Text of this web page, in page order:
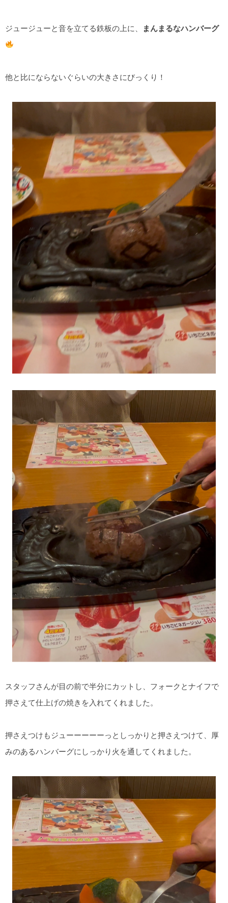
ジュージューと音を立てる鉄板の上に、 まんまるなハンバーグ
他と比にならないぐらいの大きさにびっくり！
スタッフさんが目の前で半分にカットし、フォークとナイフで
押さえて仕上げの焼きを入れてくれました。
押さえつけもジューーーーーっとしっかりと押さえつけて、厚
みのあるハンバーグにしっかり火を通してくれました。